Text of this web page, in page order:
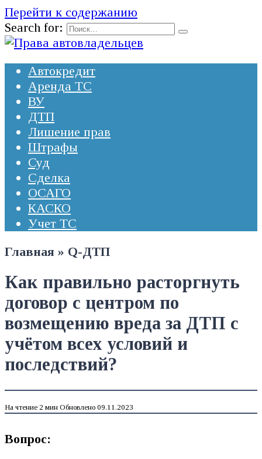
Перейти к содержанию
Search for:
Автокредит
Аренда ТС
ВУ
ДТП
Лишение прав
Штрафы
Суд
Сделка
ОСАГО
КАСКО
Учет ТС
Главная » Q-ДТП
Как правильно расторгнуть
договор с центром по
возмещению вреда за ДТП с
учётом всех условий и
последствий?
На чтение 2 мин Обновлено 09.11.2023
Вопрос: